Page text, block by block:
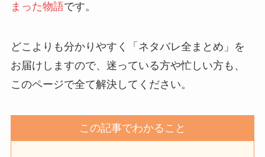
まった物語です。
どこよりも分かりやすく「ネタバレ全まとめ」を
お届けしますので、迷っている方や忙しい方も、
このページで全て解決してください。
この記事でわかること